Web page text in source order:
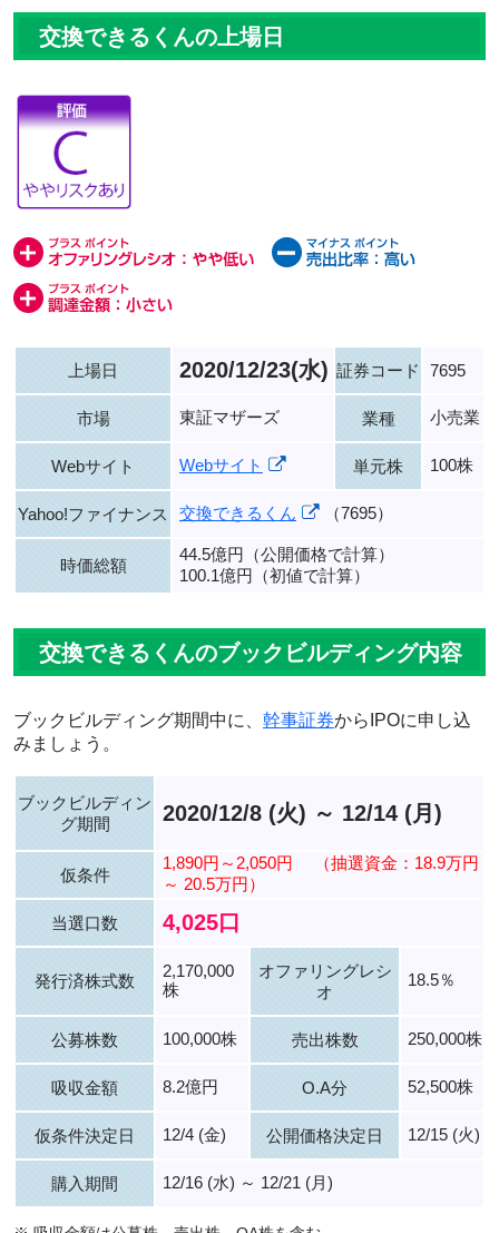
交換できるくんの上場日
上場日 2020/12/23(水) 証券コード 7695
市場 東証マザーズ 業種 小売業
Webサイト Webサイト 単元株 100株
Yahoo!ファイナンス 交換できるくん （7695）
時価総額
44.5億円（公開価格で計算）
100.1億円（初値で計算）
交換できるくんのブックビルディング内容
ブックビルディング期間中に、 幹事証券からIPOに申し込
みましょう。
ブックビルディン
グ期間
2020/12/8 (火) ～ 12/14 (月)
仮条件
1,890円～2,050円
（抽選資金：18.9万円
～ 20.5万円）
当選口数 4,025口
発行済株式数
2,170,000
株
オファリングレシ
オ
18.5％
公募株数 100,000株 売出株数 250,000株
吸収金額 8.2億円 O.A分 52,500株
仮条件決定日 12/4 (金) 公開価格決定日 12/15 (火)
購入期間 12/16 (水) ～ 12/21 (月)